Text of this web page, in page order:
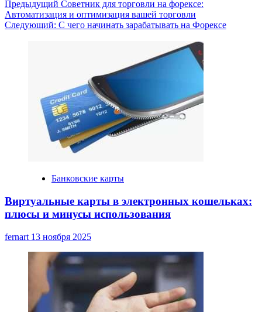
Навигация
записи
Предыдущий Советник для торговли на форексе:
Автоматизация и оптимизация вашей торговли
Следующий: С чего начинать зарабатывать на Форексе
Банковские карты
Виртуальные карты в электронных кошельках:
плюсы и минусы использования
fernart 13 ноября 2025